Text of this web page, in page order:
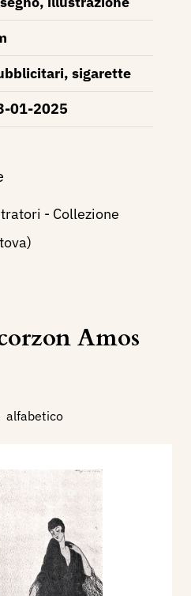
sigarette
01-2025
- Collezione
Amos
alfabetico